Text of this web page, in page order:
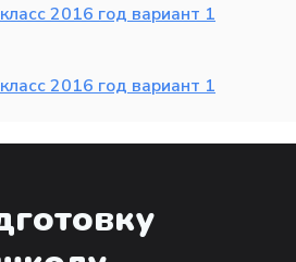
2016 год вариант 1
2016 год вариант 1